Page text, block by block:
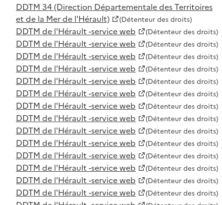
DDTM 34 (Direction Départementale des Territoires
et de la Mer de l'Hérault)
(Détenteur des droits)
DDTM de l'Hérault -service web (Détenteur des droits)
DDTM de l'Hérault -service web (Détenteur des droits)
DDTM de l'Hérault -service web (Détenteur des droits)
DDTM de l'Hérault -service web (Détenteur des droits)
DDTM de l'Hérault -service web (Détenteur des droits)
DDTM de l'Hérault -service web (Détenteur des droits)
DDTM de l'Hérault -service web (Détenteur des droits)
DDTM de l'Hérault -service web (Détenteur des droits)
DDTM de l'Hérault -service web (Détenteur des droits)
DDTM de l'Hérault -service web (Détenteur des droits)
DDTM de l'Hérault -service web (Détenteur des droits)
DDTM de l'Hérault -service web (Détenteur des droits)
DDTM de l'Hérault -service web (Détenteur des droits)
DDTM de l'Hérault -service web (Détenteur des droits)